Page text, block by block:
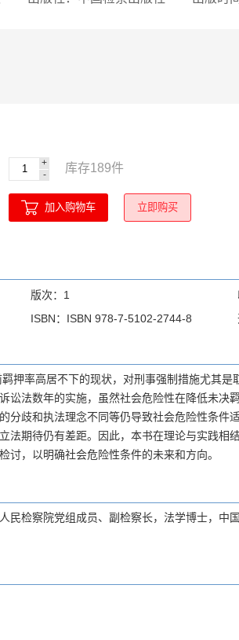
+
-
库存189件
加入购物车 立即购买
版次：1
ISBN：ISBN 978-7-5102-2744-8
押率高居不下的现状，对刑事强制措施尤其是
讼法数年的实施，虽然社会危险性在降低未决
分歧和执法理念不同等仍导致社会危险性条件
法期待仍有差距。因此，本书在理论与实践相
讨，以明确社会危险性条件的未来和方向。
民检察院党组成员、副检察长，法学博士，中